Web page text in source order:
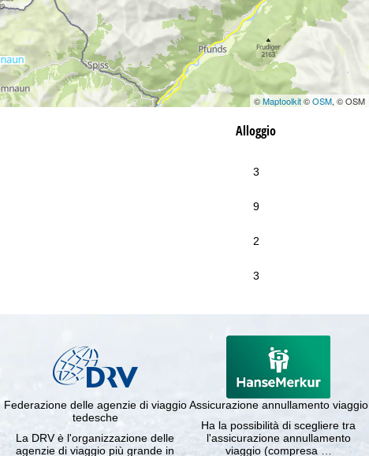
©Maptoolkit©OSM, © OSM
Alloggio
3
9
2
3
Federazione delle agenzie di viaggio
tedesche
La DRV è l'organizzazione delle
agenzie di viaggio più grande in
Assicurazione annullamento viaggio
Ha la possibilità di scegliere tra
l'assicurazione annullamento
viaggio (compresa …